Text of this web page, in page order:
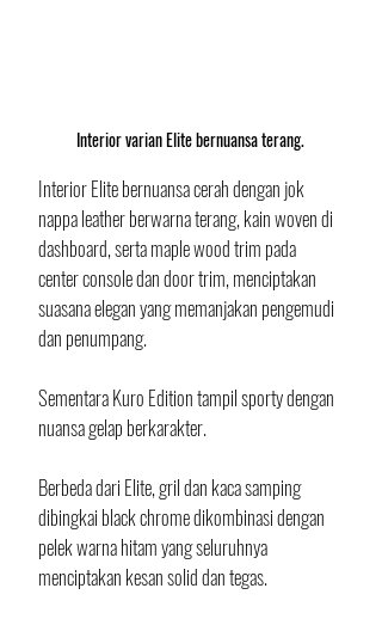
Interior varian Elite bernuansa terang.
Interior Elite bernuansa cerah dengan jok
nappa leather berwarna terang, kain woven di
dashboard, serta maple wood trim pada
center console dan door trim, menciptakan
suasana elegan yang memanjakan pengemudi
dan penumpang.
Sementara Kuro Edition tampil sporty dengan
nuansa gelap berkarakter.
Berbeda dari Elite, gril dan kaca samping
dibingkai black chrome dikombinasi dengan
pelek warna hitam yang seluruhnya
menciptakan kesan solid dan tegas.